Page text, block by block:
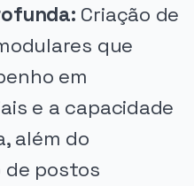
Criação de
que
em
e a capacidade
além do
postos